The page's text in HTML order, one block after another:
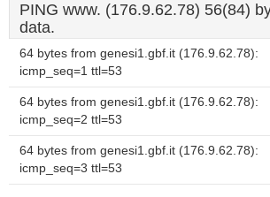
PING www. (176.9.62.78) 56(84)
data.
64 bytes from genesi1.gbf.it (176.9.62.78):
icmp_seq=1 ttl=53
64 bytes from genesi1.gbf.it (176.9.62.78):
icmp_seq=2 ttl=53
64 bytes from genesi1.gbf.it (176.9.62.78):
icmp_seq=3 ttl=53